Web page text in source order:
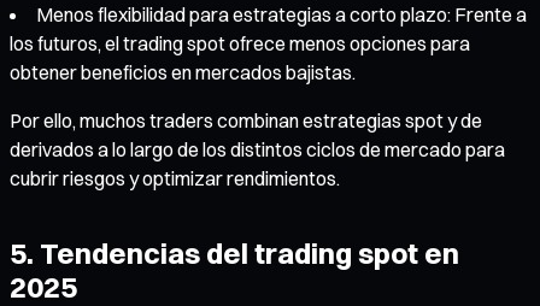
Menos flexibilidad para estrategias a corto plazo: Frente a
los futuros, el trading spot ofrece menos opciones para
obtener beneficios en mercados bajistas.
Por ello, muchos traders combinan estrategias spot y de
derivados a lo largo de los distintos ciclos de mercado para
cubrir riesgos y optimizar rendimientos.
5. Tendencias del trading spot en
2025